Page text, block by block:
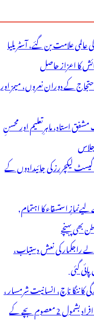
علامت بن گئے، آسٹریلیا
کا اعزاز حاصل
کے دوران نعروں، میمز اور
استاد، ماہرِتعلیم اور محسنِ
گیسٹ لیکچررز کی جائیدادوں کے
استسقاء کا اہتمام,
بھی پہنچے
قتل کرنے والے راجکمار کی نعش دستیاب،
گئی
کا ننگا ناچ، انسانیت شرمسار ،
پو کسو کیس کے ملزم راجکمار کے ہاتھوں 6 افراد بشمول 2 معصوم بچے کے